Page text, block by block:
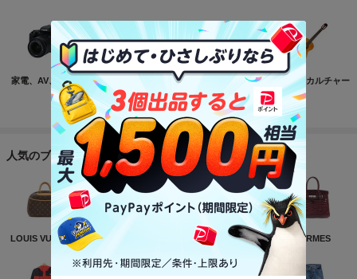
家電、AV、カメラ コンピュータ おもちゃ、ゲーム ホビー、カルチャー
もっと見る
人気のブランド
LOUIS VUITTON CHANEL HERMES